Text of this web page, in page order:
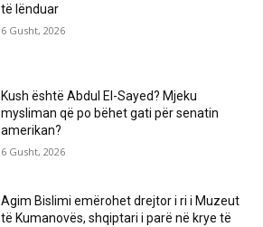
të lënduar
6 Gusht, 2026
Kush është Abdul El-Sayed? Mjeku
mysliman që po bëhet gati për senatin
amerikan?
6 Gusht, 2026
Agim Bislimi emërohet drejtor i ri i Muzeut
të Kumanovës, shqiptari i parë në krye të